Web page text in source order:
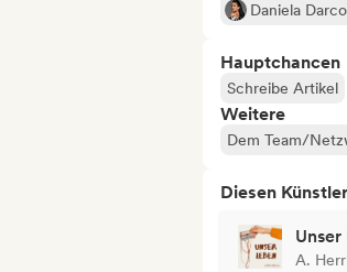
Daniela
Hauptchancen
Schreibe Artikel
Weitere
Dem Team/
Diesen
Unser
A.